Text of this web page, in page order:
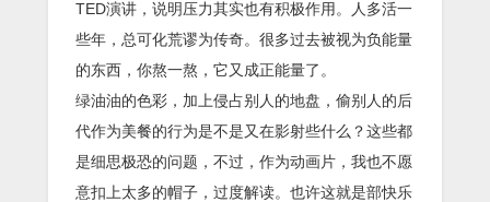
TED演讲，说明压力其实也有积极作用。人多活一
些年，总可化荒谬为传奇。很多过去被视为负能量
的东西，你熬一熬，它又成正能量了。
绿油油的色彩，加上侵占别人的地盘，偷别人的后
代作为美餐的行为是不是又在影射些什么？这些都
是细思极恐的问题，不过，作为动画片，我也不愿
意扣上太多的帽子，过度解读。也许这就是部快乐